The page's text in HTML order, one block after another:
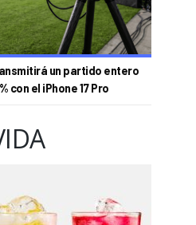
un partido entero
con el iPhone 17 Pro